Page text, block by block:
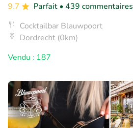
9.7
Parfait • 439 commentaires
Cocktailbar Blauwpoort
Dordrecht (0km)
Vendu : 187